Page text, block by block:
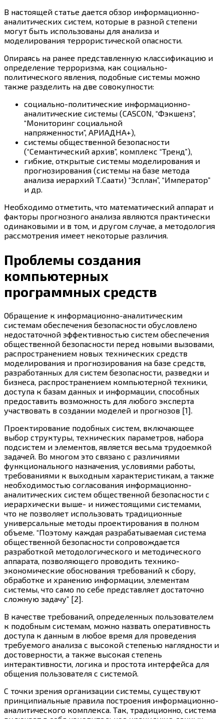
В настоящей статье дается обзор информационно-
аналитических систем, которые в разной степени
могут быть использованы для анализа и
моделирования террористической опасности.
Опираясь на ранее представленную классификацию и
определение терроризма, как социально-
политического явления, подобные системы можно
также разделить на две совокупности:
социально-политические информационно-
аналитические системы (CASCON, “Фэкшенз”,
“Мониторинг социальной
напряженности”, АРИАДНА+),
системы общественной безопасности
(“Семантический архив”, комплекс “Тренд”),
гибкие, открытые системы моделирования и
прогнозирования (системы на базе метода
анализа иерархий Т.Саати) “Эсплан”, “Император”
и др.
Необходимо отметить, что математический аппарат и
факторы прогнозного анализа являются практически
одинаковыми и в том, и другом случае, а методология
рассмотрения имеет некоторые различия.
Проблемы создания
компьютерных
программных средств
Обращение к информационно-аналитическим
системам обеспечения безопасности обусловлено
недостаточной эффективностью систем обеспечения
общественной безопасности перед новыми вызовами,
распространением новых технических средств
моделирования и прогнозирования на базе средств,
разработанных для систем безопасности, разведки и
бизнеса, распространением компьютерной техники,
доступа к базам данных и информации, способных
предоставить возможность для любого эксперта
участвовать в создании моделей и прогнозов [1].
Проектирование подобных систем, включающее
выбор структуры, технических параметров, набора
подсистем и элементов, является весьма трудоемкой
задачей. Во многом это связано с различиями
функционального назначения, условиями работы,
требованиями к выходным характеристикам, а также
необходимостью согласования информационно-
аналитических систем общественной безопасности с
иерархически выше- и нижестоящими системами,
что не позволяет использовать традиционные
универсальные методы проектирования в полном
объеме. “Поэтому каждая разрабатываемая система
общественной безопасности сопровождается
разработкой методологического и методического
аппарата, позволяющего проводить технико-
экономические обоснования требований к сбору,
обработке и хранению информации, элементам
системы, что само по себе представляет достаточно
сложную задачу” [2].
В качестве требований, определенных пользователем
к подобным системам, можно назвать оперативность
доступа к данным в любое время для проведения
требуемого анализа с высокой степенью наглядности и
достоверности, а также высокая степень
интерактивности, логика и простота интерфейса для
общения пользователя с системой.
С точки зрения организации системы, существуют
принципиальные правила построения информационно-
аналитического комплекса. Так, традиционно, система